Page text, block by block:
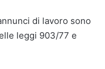
di lavoro sono
leggi 903/77 e